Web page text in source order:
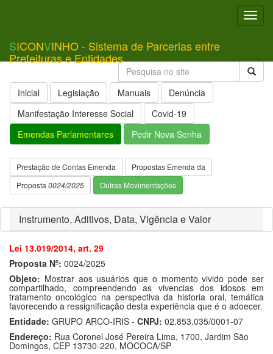
SICONVINHO - Sistema de Parcerias entre
Prefeituras e Entidades
Inicial Legislação Manuais
Denúncia
Manifestação Interesse Social
Covid-19
Emendas Parlamentares
Pedir Nova Senha
Prestação de Contas Emenda
Propostas Emenda da
Proposta 0024/2025 Outras Movimentações
Instrumento, Aditivos, Data, Vigência e Valor
Lei 13.019/2014, art. 29
Proposta Nº: 0024/2025
Objeto: Mostrar aos usuários que o momento vivido pode ser
compartilhado, compreendendo as vivencias dos idosos em
tratamento oncológico na perspectiva da historia oral, temática
favorecendo a ressignificação desta experiência que é o adoecer.
Entidade: GRUPO ARCO-IRIS - CNPJ: 02.853.035/0001-07
Endereço: Rua Coronel José Pereira Lima, 1700, Jardim São
Domingos, CEP 13730-220, MOCOCA/SP